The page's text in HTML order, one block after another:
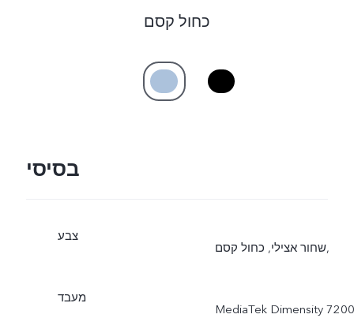
כחול קסם
בסיסי
צבע
שחור אצילי, כחול קסם,
מעבד
MediaTek Dimensity 7200